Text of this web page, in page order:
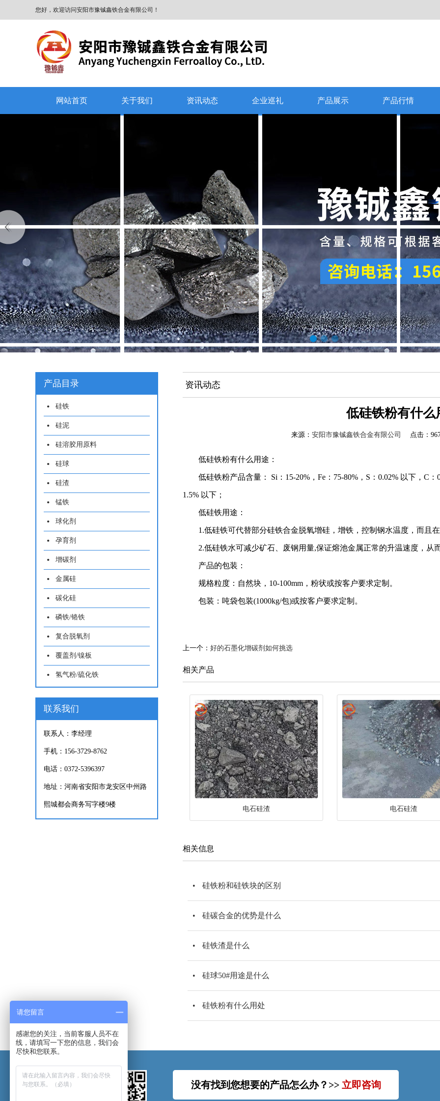
您好，欢迎访问安阳市豫铖鑫铁合金有限公司！
网站首页 关于我们 资讯动态 企业巡礼 产品展示 产品行情
产品目录
硅铁
硅泥
硅溶胶用原料
硅球
硅渣
锰铁
球化剂
孕育剂
增碳剂
金属硅
碳化硅
磷铁/铬铁
复合脱氧剂
覆盖剂/镍板
氢气粉/硫化铁
联系我们
联系人：李经理
手机：156-3729-8762
电话：0372-5396397
地址：河南省安阳市龙安区中州路
熙城都会商务写字楼9楼
资讯动态
低硅铁粉有什么
来源： 安阳市豫铖鑫铁合金有限公司 点击：
低硅铁粉有什么用途：
低硅铁粉产品含量： Si：15-20%，Fe：75-80%，S：0.02% 以下，C
1.5% 以下；
低硅铁用途：
1.低硅铁可代替部分硅铁合金脱氧增硅，增铁，控制钢水温度，而且
2.低硅铁水可减少矿石、废钢用量,保证熔池金属正常的升温速度，
产品的包装：
规格粒度：自然块，10-100mm，粉状或按客户要求定制。
包装：吨袋包装(1000kg/包)或按客户要求定制。
上一个： 好的石墨化增碳剂如何挑选
相关产品
电石硅渣 电石硅渣
相关信息
硅铁粉和硅铁块的区别
硅碳合金的优势是什么
硅铁渣是什么
硅球50#用途是什么
硅铁粉有什么用处
没有找到您想要的产品怎么办？>> 立即咨询
请您留言
感谢您的关注，当前客服人员不在
线，请填写一下您的信息，我们会
尽快和您联系。